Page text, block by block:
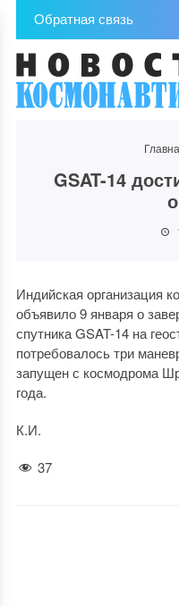
Обратная связь
GSAT-14
Индийская организация
объявило 9 января о
спутника GSAT-14 на
потребовалось три
запущен с космодрома
года.
К.И.
37